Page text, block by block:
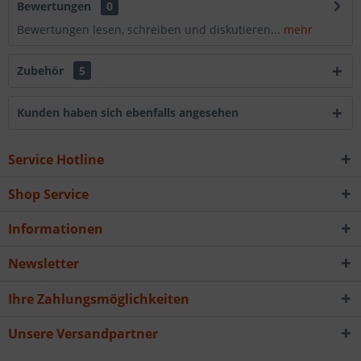
Bewertungen
0
Bewertungen lesen, schreiben und diskutieren... mehr
Zubehör 5
Kunden haben sich ebenfalls angesehen
Service Hotline
Shop Service
Informationen
Newsletter
Ihre Zahlungsmöglichkeiten
Unsere Versandpartner